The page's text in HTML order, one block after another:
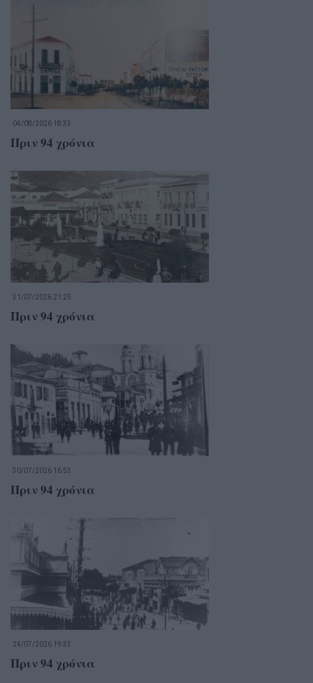
04/08/2026 18:33
Πριν 94 χρόνια
31/07/2026 21:25
Πριν 94 χρόνια
30/07/2026 16:53
Πριν 94 χρόνια
24/07/2026 19:33
Πριν 94 χρόνια